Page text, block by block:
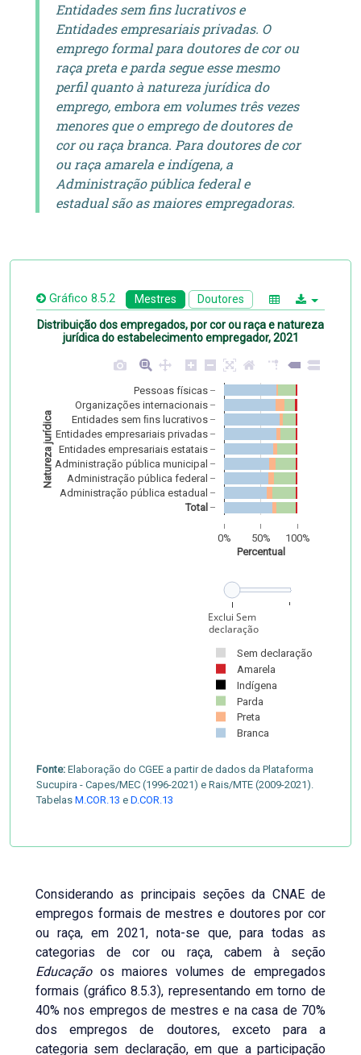
Entidades sem fins lucrativos e
Entidades empresariais privadas. O
emprego formal para doutores de cor ou
raça preta e parda segue esse mesmo
perfil quanto à natureza jurídica do
emprego, embora em volumes três vezes
menores que o emprego de doutores de
cor ou raça branca. Para doutores de cor
ou raça amarela e indígena, a
Administração pública federal e
estadual são as maiores empregadoras.
Gráfico 8.5.2 Mestres Doutores
Distribuição dos empregados, por cor ou raça e natureza
jurídica do estabelecimento empregador, 2021
0% 50% 100%
Total
Administração pública estadual
Administração pública federal
Administração pública municipal
Entidades empresariais estatais
Entidades empresariais privadas
Entidades sem ﬁns lucrativos
Organizações internacionais
Pessoas físicas
Sem declaração
Amarela
Indígena
Parda
Preta
Branca
Frame: Exclui Sem
Exclui Sem
declaração
Percentual
Natureza jurídica
Fonte: Elaboração do CGEE a partir de dados da Plataforma
Sucupira - Capes/MEC (1996-2021) e Rais/MTE (2009-2021).
Tabelas M.COR.13 e D.COR.13
Considerando as principais seções da CNAE de
empregos formais de mestres e doutores por cor
ou raça, em 2021, nota-se que, para todas as
categorias de cor ou raça, cabem à seção
Educação os maiores volumes de empregados
formais (gráfico 8.5.3), representando em torno de
40% nos empregos de mestres e na casa de 70%
dos empregos de doutores, exceto para a
categoria sem declaração, em que a participação